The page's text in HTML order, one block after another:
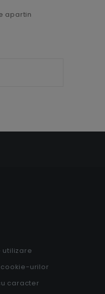
apartin
utilizare
urilor
caracter